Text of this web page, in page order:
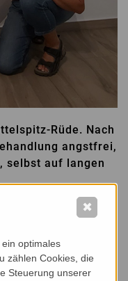
Rüde. Nach
angstfrei,
selbst auf langen
optimales
zählen Cookies, die
Steuerung unserer
✖